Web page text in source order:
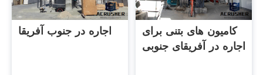
اجاره در جنوب آفریقا
کامیون های بتنی برای
اجاره در آفریقای جنوبی